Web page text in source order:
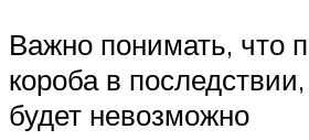
Важно понимать, что
короба в
будет невозможно